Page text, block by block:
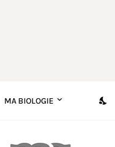
MA BIOLOGIE